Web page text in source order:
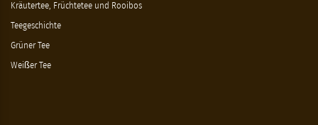
Kräutertee, Früchtetee und Rooibos
Teegeschichte
Grüner Tee
Weißer Tee